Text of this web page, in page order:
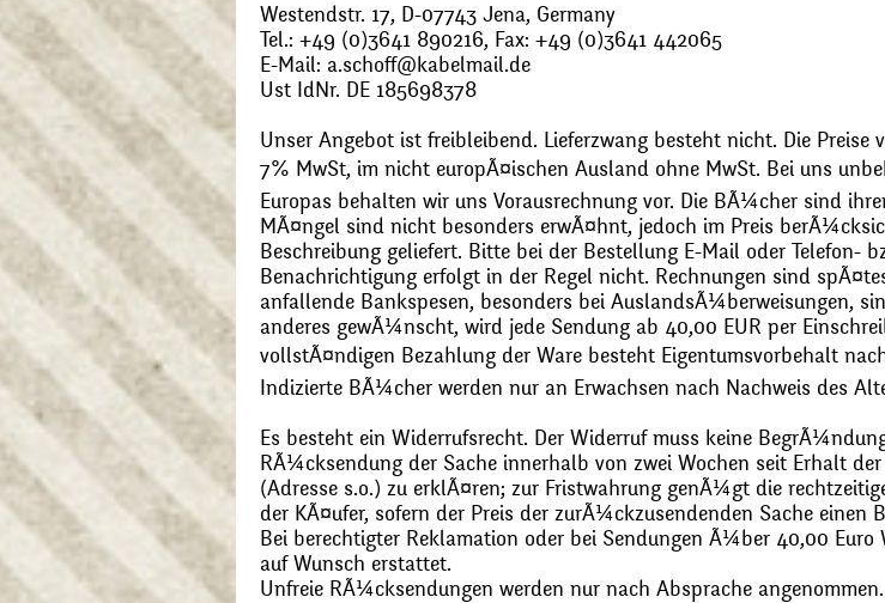
Westendstr. 17, D-07743 Jena, Germany
Tel.: +49 (0)3641 890216, Fax: +49 (0)3641 442065
E-Mail: a.schoff@kabelmail.de
Ust IdNr. DE 185698378
Unser Angebot ist freibleibend. Lieferzwang besteht nicht. Die
7% MwSt, im nicht europÃ¤ischen Ausland ohne MwSt. Bei uns
Europas behalten wir uns Vorausrechnung vor. Die BÃ¼cher sind
MÃ¤ngel sind nicht besonders erwÃ¤hnt, jedoch im Preis
Beschreibung geliefert. Bitte bei der Bestellung E-Mail oder Telefon-
Benachrichtigung erfolgt in der Regel nicht. Rechnungen sind
anfallende Bankspesen, besonders bei AuslandsÃ¼berweisungen,
anderes gewÃ¼nscht, wird jede Sendung ab 40,00 EUR per
vollstÃ¤ndigen Bezahlung der Ware besteht Eigentumsvorbehalt
Indizierte BÃ¼cher werden nur an Erwachsen nach Nachweis des
Es besteht ein Widerrufsrecht. Der Widerruf muss keine
RÃ¼cksendung der Sache innerhalb von zwei Wochen seit Erhalt
(Adresse s.o.) zu erklÃ¤ren; zur Fristwahrung genÃ¼gt die
der KÃ¤ufer, sofern der Preis der zurÃ¼ckzusendenden Sache
Bei berechtigter Reklamation oder bei Sendungen Ã¼ber 40,00
auf Wunsch erstattet.
Unfreie RÃ¼cksendungen werden nur nach Absprache angenommen.